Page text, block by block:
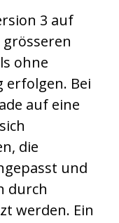
3 auf
ohne
erfolgen. Bei
auf eine
die
und
durch
werden. Ein